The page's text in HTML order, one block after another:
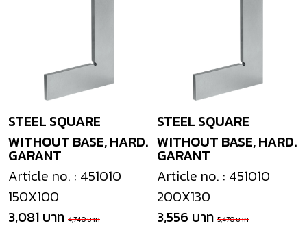
GARANT
STEEL SQUARE
WITHOUT BASE, HARD.
Article no. : 451010
150X100
3,081 บาท 4,740 บาท
GARANT
STEEL SQUARE
WITHOUT BASE, HARD.
Article no. : 451010
200X130
3,556 บาท 5,470 บาท